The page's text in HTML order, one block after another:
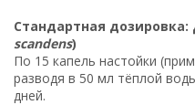
Стандартная
scandens)
По 15 капель настойки
разводя в 50 мл тёплой
дней.